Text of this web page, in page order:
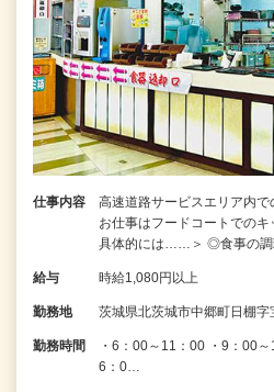
仕事内容
高速道路サービスエリア内
お仕事はフードコートでの
具体的には……＞ ◎食事の
給与 時給1,080円以上
勤務地 茨城県北茨城市中郷町日棚
勤務時間
・6：00～11：00 ・9：00
6：0…